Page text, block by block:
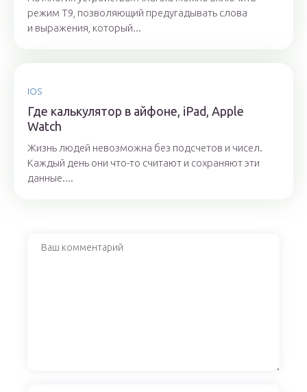
режим Т9, позволяющий предугадывать слова
и выражения, который...
IOS
Где калькулятор в айфоне, iPad, Apple
Watch
Жизнь людей невозможна без подсчетов и чисел.
Каждый день они что-то считают и сохраняют эти
данные....